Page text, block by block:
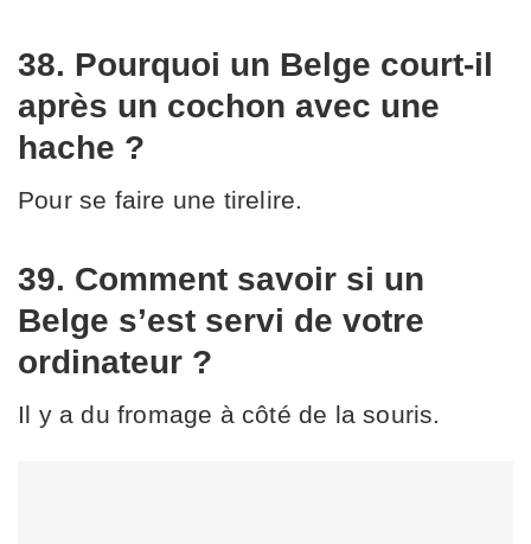
38. Pourquoi un Belge court-il
après un cochon avec une
hache ?
Pour se faire une tirelire.
39. Comment savoir si un
Belge s’est servi de votre
ordinateur ?
Il y a du fromage à côté de la souris.